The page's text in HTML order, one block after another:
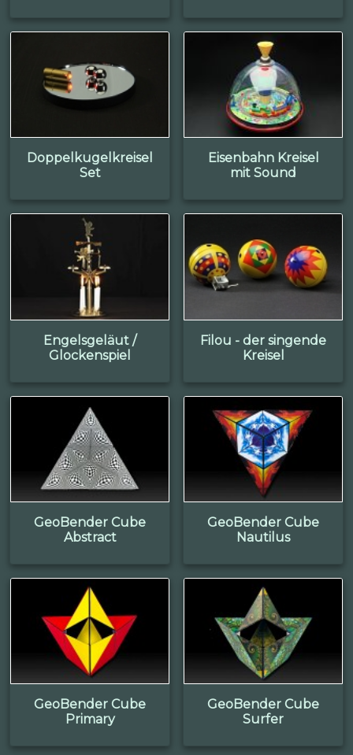
Doppelkugelkreisel
Set
Eisenbahn Kreisel
mit Sound
Engelsgeläut /
Glockenspiel
Filou - der singende
Kreisel
GeoBender Cube
Abstract
GeoBender Cube
Nautilus
GeoBender Cube
Primary
GeoBender Cube
Surfer